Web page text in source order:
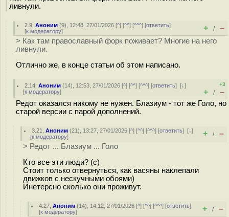
ливнули.
2.9 ,Аноним (9), 12:48, 27/01/2026 [^] [^^] [^^^] [ответить]
[к модератору] + / –
> Как там православный форк поживает? Многие на него
ливнули.
Отлично же, в конце статьи об этом написано.
2.14 ,Аноним (14), 12:53, 27/01/2026 [^] [^^] [^^^] [ответить][↓]
[к модератору]
+3
+ / –
Редот оказался никому не нужен. Блазиум - тот же Голо, но
старой версии с парой дополнений.
3.21 ,Аноним (21), 13:27, 27/01/2026 [^] [^^] [^^^] [ответить][↓]
[к модератору] + / –
> Редот ... Блазиум ... Голо
Кто все эти люди? (с)
Стоит только отвернуться, как васяны наклепали
движков с нескучными обоями)
Инетерсно сколько они проживут.
4.27 ,Аноним (14), 14:12, 27/01/2026 [^] [^^] [^^^] [ответить]
[к модератору] + / –